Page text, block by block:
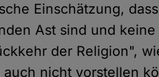
Einschätzung,
Ast sind und
der Religion",
nicht vorstellen